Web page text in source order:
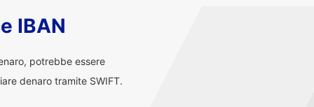
IBAN
potrebbe essere
denaro tramite SWIFT.